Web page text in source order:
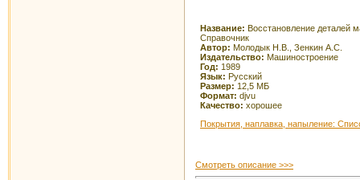
Название: Восстановление деталей
Справочник
Автор: Молодык Н.В., Зенкин А.С.
Издательство: Машиностроение
Год: 1989
Язык: Русский
Размер: 12,5 МБ
Формат: djvu
Качество: хорошее
Покрытия, наплавка, напыление:
Смотреть описание >>>